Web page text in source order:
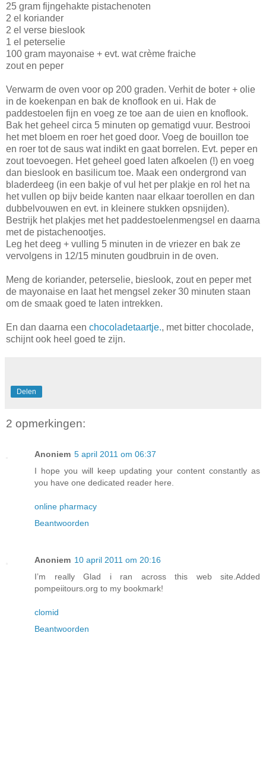
25 gram fijngehakte pistachenoten
2 el koriander
2 el verse bieslook
1 el peterselie
100 gram mayonaise + evt. wat crème fraiche
zout en peper
Verwarm de oven voor op 200 graden. Verhit de boter + olie
in de koekenpan en bak de knoflook en ui. Hak de
paddestoelen fijn en voeg ze toe aan de uien en knoflook.
Bak het geheel circa 5 minuten op gematigd vuur. Bestrooi
het met bloem en roer het goed door. Voeg de bouillon toe
en roer tot de saus wat indikt en gaat borrelen. Evt. peper en
zout toevoegen. Het geheel goed laten afkoelen (!) en voeg
dan bieslook en basilicum toe. Maak een ondergrond van
bladerdeeg (in een bakje of vul het per plakje en rol het na
het vullen op bijv beide kanten naar elkaar toerollen en dan
dubbelvouwen en evt. in kleinere stukken opsnijden).
Bestrijk het plakjes met het paddestoelenmengsel en daarna
met de pistachenootjes.
Leg het deeg + vulling 5 minuten in de vriezer en bak ze
vervolgens in 12/15 minuten goudbruin in de oven.
Meng de koriander, peterselie, bieslook, zout en peper met
de mayonaise en laat het mengsel zeker 30 minuten staan
om de smaak goed te laten intrekken.
En dan daarna een chocoladetaartje., met bitter chocolade,
schijnt ook heel goed te zijn.
Delen
2 opmerkingen:
Anoniem 5 april 2011 om 06:37
I hope you will keep updating your content constantly as
you have one dedicated reader here.
online pharmacy
Beantwoorden
Anoniem 10 april 2011 om 20:16
I’m really Glad i ran across this web site.Added
pompeiitours.org to my bookmark!
clomid
Beantwoorden